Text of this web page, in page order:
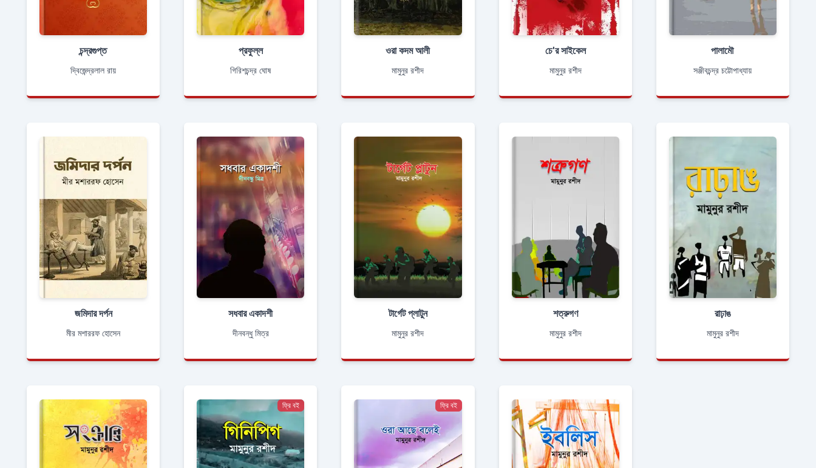
চন্দ্রগুপ্ত
দ্বিজেন্দ্রলাল রায়
প্রফুল্ল
গিরিশচন্দ্র ঘোষ
ওরা কদম আলী
মামুনুর রশীদ
চে'র সাইকেল
মামুনুর রশীদ
পালামৌ
সঞ্জীবচন্দ্র চট্টোপাধ্যায়
জমিদার দর্পন
মীর মশাররফ হোসেন
সধবার একাদশী
দীনবন্ধু মিত্র
টার্গেট প্লাটুন
মামুনুর রশীদ
শত্রুগণ
মামুনুর রশীদ
রাঢ়াঙ
মামুনুর রশীদ
ফ্রি বই ফ্রি বই